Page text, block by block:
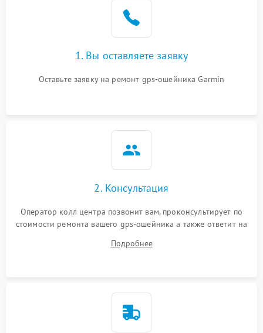
1. Вы оставляете заявку
Оставьте заявку на ремонт gps-ошейника Garmin
2. Консультация
Оператор колл центра позвонит вам, проконсультирует по
стоимости ремонта вашего gps-ошейника а также ответит на
Подробнее